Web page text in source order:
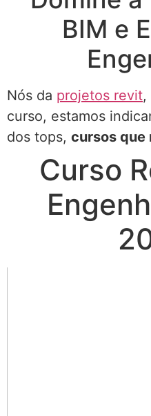
BIM e
Nós da projetos revit,
curso, estamos
dos tops, cursos que
Curso